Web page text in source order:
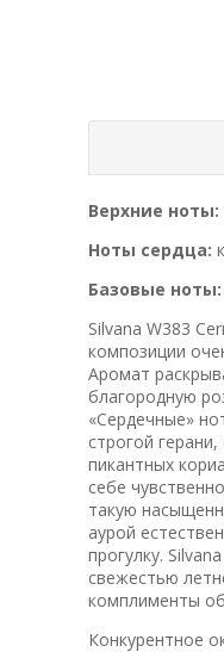
Верхние ноты:
Ноты сердца:
Базовые ноты:
Silvana W383
композиции
Аромат
благородную
«Сердечные»
строгой
пикантных
себе
такую
аурой
прогулку.
свежестью
комплименты
Конкурентное